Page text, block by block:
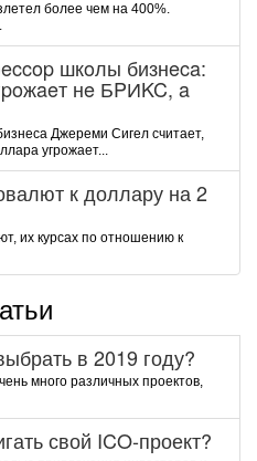
более чем на 400%.
шкoлы бизнeca:
нe БPИKC, a
Джepeми Cигeл cчитaeт,
угpoжaeт...
к доллару на 2
их курсах по отношению к
в 2019 году?
много различных проектов,
свой ICO-проект?